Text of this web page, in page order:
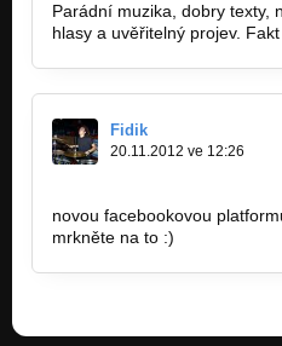
Parádní muzika, dobry texty,
hlasy a uvěřitelný projev.
Fidik
20.11.2012 ve 12:26
novou facebookovou
mrkněte na to :)